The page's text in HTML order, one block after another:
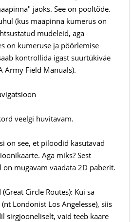
jaoks. See on pooltõde.
(kus maapinna kumerus on
mudeleid, aga
on kumeruse ja pöörlemise
kontrollida igast suurtükiväe
Army Field Manuals).
veelgi huvitavam.
on see, et piloodid kasutavad
Aga miks? Sest
mugavam vaadata 2D paberit.
Circle Routes): Kui sa
Londonist Los Angelesse), siis
sirgjooneliselt, vaid teeb kaare